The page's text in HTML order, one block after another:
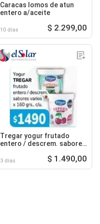
Caracas lomos de atun
entero a/aceite
10 días $ 2.299,00
Tregar yogur frutado
entero / descrem. sabores
3 días $ 1.490,00